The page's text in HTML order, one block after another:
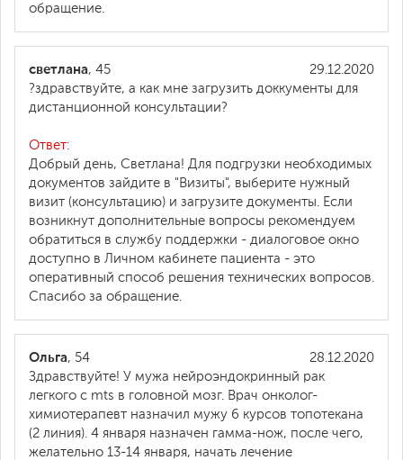
обращение.
29.12.2020
светлана, 45
?здравствуйте, а как мне загрузить доккументы для
дистанционной консультации?
Ответ:
Добрый день, Светлана! Для подгрузки необходимых
документов зайдите в "Визиты", выберите нужный
визит (консультацию) и загрузите документы. Если
возникнут дополнительные вопросы рекомендуем
обратиться в службу поддержки - диалоговое окно
доступно в Личном кабинете пациента - это
оперативный способ решения технических вопросов.
Спасибо за обращение.
28.12.2020
Ольга, 54
Здравствуйте! У мужа нейроэндокринный рак
легкого с mts в головной мозг. Врач онколог-
химиотерапевт назначил мужу 6 курсов топотекана
(2 линия). 4 января назначен гамма-нож, после чего,
желательно 13-14 января, начать лечение